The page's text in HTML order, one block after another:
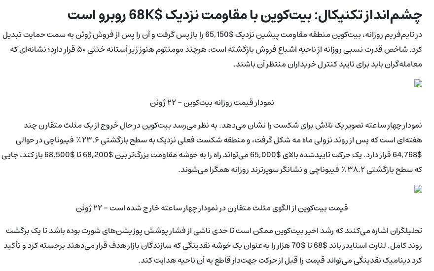
چشم‌انداز تکنیکال: بیت‌کوین با مقاومت نزدیک $68K روبرو است
در تایم‌فریم روزانه، بیت‌کوین منطقه مقاومت پیشین نزدیک $65,150 را بازپس گرفت و آن را پس از فروش ژوئن به سمت حمایت تبدیل
کرد. شاخص قدرت نسبی روزانه از ناحیه اشباع فروش بازگشته است، هرچند مومنتوم هنوز زیر آستانه خنثی ۵۰ قرار دارد؛ نشانه‌ای که
معامله‌گران باید برای تایید کنترل خریداران منتظر آن باشند.
نمودار قیمت روزانه بیت‌کوین - ۲۲ ژوئن
نمودار چهار ساعته تصویر یک تلاش برای شکست را نشان می‌دهد. به نظر می‌رسد بیت‌کوین در حال خروج از یک مثلث متقارن چند
هفته‌ای است که پس از روند نزولی ماه مه شکل گرفت، و منطقه شکست فعلی نزدیک به سطح بازگشتی ۲۳.۶٪ فیبوناچی در حوالی
$64,768 قرار دارد. یک حرکت تاییدشده بالای $65,000 می‌تواند راه را به خوشه مقاومت بزرگ‌تر بین $68,200 تا $68,500 باز کند، جایی
که سطح بازگشتی ۳۸.۲٪ فیبوناچی و نشانگر سوپرترند روزانه همگرا می‌شوند.
قیمت بیت‌کوین از الگوی مثلث متقارن در نمودار چهار ساعته خارج شده است - ۲۲ ژوئن
تحلیلگران اشاره می‌کنند که رشد اخیر بیت‌کوین ممکن است تا حدی ناشی از فشار پوشش پوزیشن‌های شورت بوده باشد تا یک برگشت
روند کامل. لنارت اسنایدر باند $68 تا $70 هزار را به‌عنوان یک خوشه نقدینگی که سازندگان بازار هدف قرار می‌دهند برجسته کرد و تأکید
کرد دینامیک نقدینگی می‌تواند قیمت را قبل از حرکت جهت‌دار قاطع به آن ناحیه هدایت کند.